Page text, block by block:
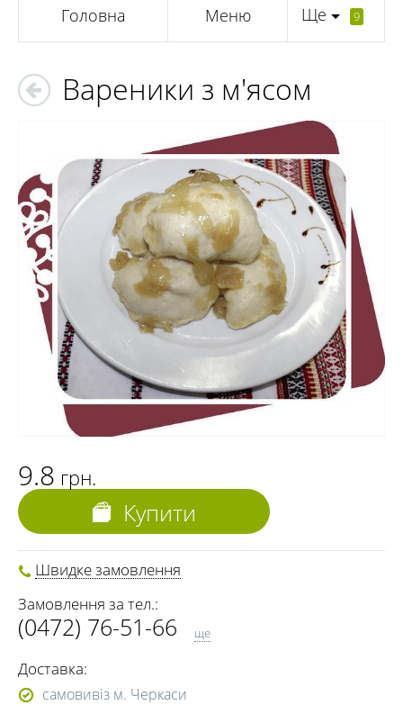
Головна Меню Ще 9
Вареники з м'ясом
9.8 грн.
Купити
Швидке замовлення
Замовлення за тел.:
(0472) 76-51-66
(096) 009-49-33
ще
Доставка:
самовивіз м. Черкаси